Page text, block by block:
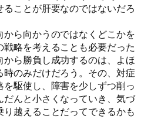
ることが肝要なのではないだろ
から向かうのではなくどこかを
略を考えることも必要だった
から勝負し成功するのは、よほ
時のみだけだろう。その、対症
駆使し、障害を少しずつ削っ
だんと小さくなっていき、気づ
り越えることだってできるかも